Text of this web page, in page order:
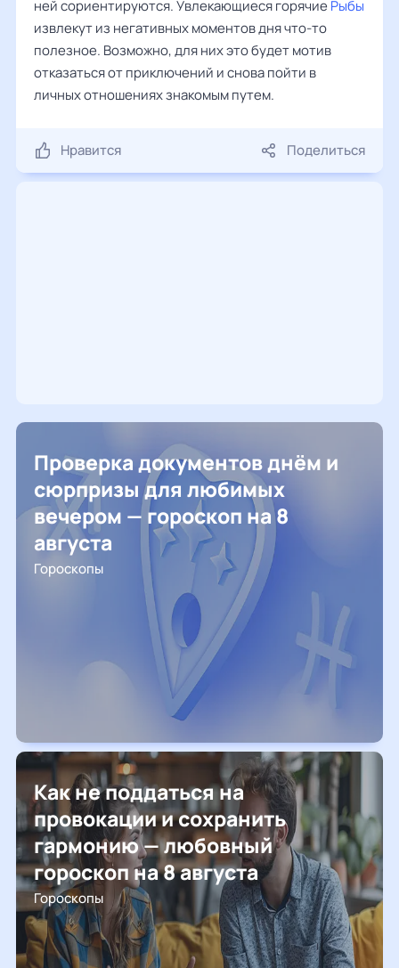
ней сориентируются. Увлекающиеся горячие Рыбы
извлекут из негативных моментов дня что-то
полезное. Возможно, для них это будет мотив
отказаться от приключений и снова пойти в
личных отношениях знакомым путем.
Нравится Поделиться
Проверка документов днём и
сюрпризы для любимых
вечером — гороскоп на 8
августа
Гороскопы
Как не поддаться на
провокации и сохранить
гармонию — любовный
гороскоп на 8 августа
Гороскопы